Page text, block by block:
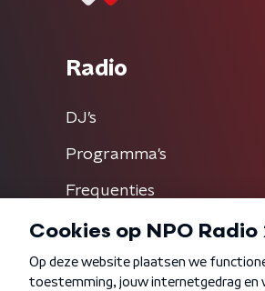
Radio
DJ’s
Programma's
Frequenties